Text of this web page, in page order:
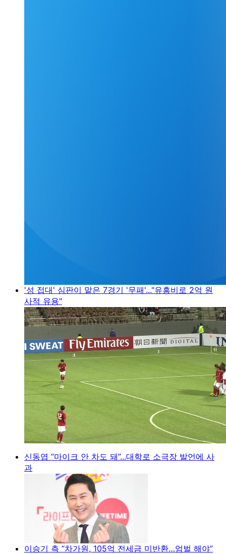
'성 접대' 심판이 맡은 7경기 '무패'..."유흥비로 2억 원
사적 유용"
신동엽 “마이크 안 차도 돼”...대학로 소극장 발언에 사
과
이승기 측 “차가원, 105억 전세금 미반환…엄벌 해야”